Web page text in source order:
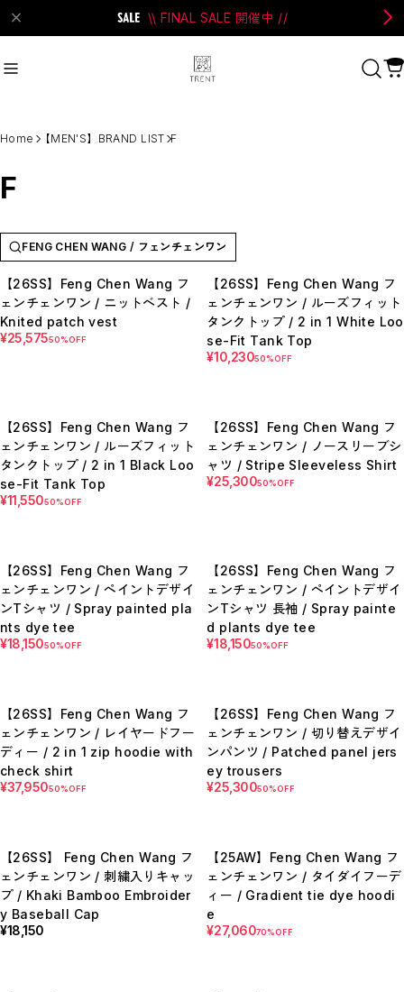
\\ FINAL SALE 開催中 //
#Andersson Bell
#Perks And Mini
#PRANK PROJECT
Category 商品カテゴリ
SALE / セール
A
B
C
D
E
F
K
L
M
N
O
P
W
Y
【MEN'S】BRAND LIST
B
C
M
N
P
R
S
T
Home 【MEN'S】BRAND LIST F
F
FENG CHEN WANG / フェンチェンワン
【26SS】Feng Chen Wang フ
ェンチェンワン / ニットベスト /
Knited patch vest
¥25,57550%OFF
【26SS】Feng Chen Wang フ
ェンチェンワン / ルーズフィット
タンクトップ / 2 in 1 White Loo
se-Fit Tank Top
¥10,23050%OFF
【26SS】Feng Chen Wang フ
ェンチェンワン / ルーズフィット
タンクトップ / 2 in 1 Black Loo
se-Fit Tank Top
¥11,55050%OFF
【26SS】Feng Chen Wang フ
ェンチェンワン / ノースリーブシ
ャツ / Stripe Sleeveless Shirt
¥25,30050%OFF
【26SS】Feng Chen Wang フ
ェンチェンワン / ペイントデザイ
ンTシャツ / Spray painted pla
nts dye tee
¥18,15050%OFF
【26SS】Feng Chen Wang フ
ェンチェンワン / ペイントデザイ
ンTシャツ 長袖 / Spray painte
d plants dye tee
¥18,15050%OFF
【26SS】Feng Chen Wang フ
ェンチェンワン / レイヤードフー
ディー / 2 in 1 zip hoodie with
check shirt
¥37,95050%OFF
【26SS】Feng Chen Wang フ
ェンチェンワン / 切り替えデザイ
ンパンツ / Patched panel jers
ey trousers
¥25,30050%OFF
【26SS】 Feng Chen Wang フ
ェンチェンワン / 刺繍入りキャッ
プ / Khaki Bamboo Embroider
y Baseball Cap
¥18,150
【25AW】Feng Chen Wang フ
ェンチェンワン / タイダイフーデ
ィー / Gradient tie dye hoodi
e
¥27,06070%OFF